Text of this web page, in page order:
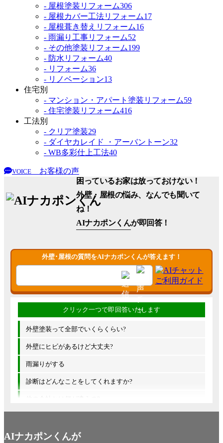
- 屋根塗装リフォーム306
- 屋根カバー工法リフォーム17
- 屋根葺き替えリフォーム16
- 雨漏り工事リフォーム52
- その他塗装リフォーム199
- 防水リフォーム40
- リフォーム36
- リノベーション13
住宅別
- マンション・アパート塗装リフォーム59
- 住宅塗装リフォーム416
工法別
- クリア塗装29
- ダイヤカレイド ・アーバントーン32
- WB多彩仕上工法40
VOICE
お客様の声
困っているお家は放っておけない！
外壁・屋根の悩み、なんでも聞いて
ね！
AIナカポンくんが即回答！
外壁･屋根の質問をAIナカポンくんが答えます！
外壁塗装って全部でいくらくらい?
外壁にヒビがあるけど大丈夫?
雨漏りがする
診断はどんなことをしてくれますか?
他の会社とは何が違うの?
AIナカポンくんが